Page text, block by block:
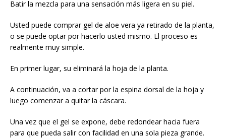
Batir la mezcla para una sensación más ligera en su piel.
Usted puede comprar gel de aloe vera ya retirado de la planta,
o se puede optar por hacerlo usted mismo. El proceso es
realmente muy simple.
En primer lugar, su eliminará la hoja de la planta.
A continuación, va a cortar por la espina dorsal de la hoja y
luego comenzar a quitar la cáscara.
Una vez que el gel se expone, debe redondear hacia fuera
para que pueda salir con facilidad en una sola pieza grande.